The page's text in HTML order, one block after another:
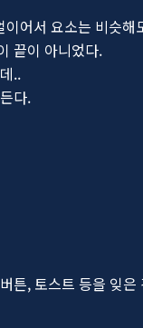
어서 요소는 비슷해
끝이 아니었다.
..
다.
튼, 토스트 등을 잊